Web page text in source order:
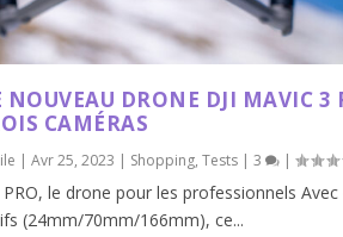
NOUVEAU DRONE DJI MAVIC 3
CAMÉRAS
|Avr 25, 2023 | Shopping,Tests |3 |
PRO, le drone pour les professionnels Avec
(24mm/70mm/166mm), ce...